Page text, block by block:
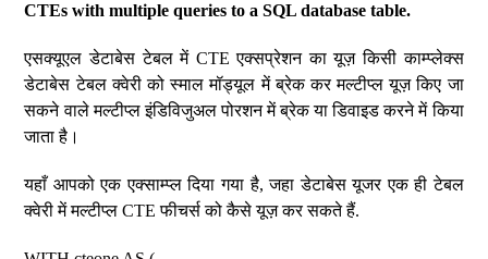
CTEs with multiple queries to a SQL database table.
एसक्यूएल डेटाबेस टेबल में CTE एक्सप्रेशन का यूज़ किसी काम्प्लेक्स
डेटाबेस टेबल क्वेरी को स्माल मॉड्यूल में ब्रेक कर मल्टीप्ल यूज़ किए जा
सकने वाले मल्टीप्ल इंडिविजुअल पोरशन में ब्रेक या डिवाइड करने में किया
जाता है।
यहाँ आपको एक एक्साम्प्ल दिया गया है, जहा डेटाबेस यूजर एक ही टेबल
क्वेरी में मल्टीप्ल CTE फीचर्स को कैसे यूज़ कर सकते हैं.